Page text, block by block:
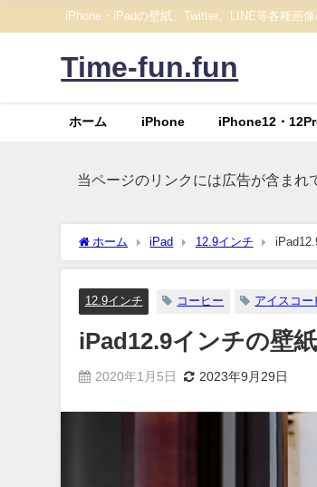
iPhone・iPadの壁紙、Twitter、LINE等各種画
Time-fun.fun
ホーム iPhone iPhone12・
当ページのリンクには広告が含まれ
ホーム iPad 12.9インチ
12.9インチ コーヒー アイスコー
iPad12.9インチの壁
2020年1月5日 2023年9月29日